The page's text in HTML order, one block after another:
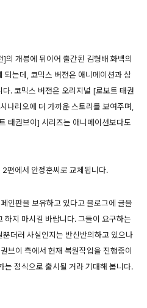
의 개봉에 뒤이어 출간된 김형배 화백의
되는데, 코믹스 버전은 애니메이션과 상
. 코믹스 버전은 오리지널 [로보트 태권
나리오에 더 가까운 스토리를 보여주며,
태권브이] 시리즈는 애니메이션보다도
편에서 안정훈씨로 교체됩니다.
인판을 보유하고 있다고 블로그에 글을
하지 마시길 바랍니다. 그들이 요구하는
더러 사실인지는 반신반의하고 있으나
브이 측에서 현재 복원작업을 진행중이
는 정식으로 출시될 거라 기대해 봅니다.